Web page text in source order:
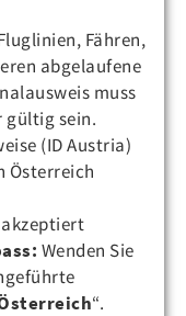
Fähren,
abgelaufene
muss
gültig sein.
(ID Austria)
Österreich
Wenden Sie
“.